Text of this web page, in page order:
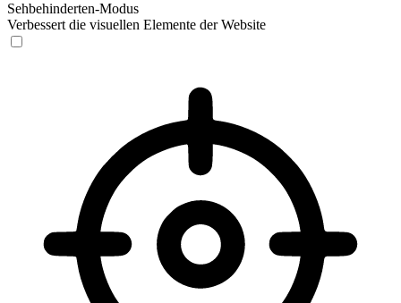
Sehbehinderten-Modus
Verbessert die visuellen Elemente der Website